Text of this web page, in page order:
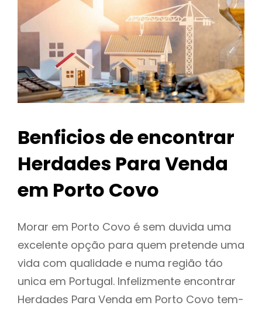
Benficios de encontrar
Herdades Para Venda
em Porto Covo
Morar em Porto Covo é sem duvida uma
excelente opção para quem pretende uma
vida com qualidade e numa região táo
unica em Portugal. Infelizmente encontrar
Herdades Para Venda em Porto Covo tem-